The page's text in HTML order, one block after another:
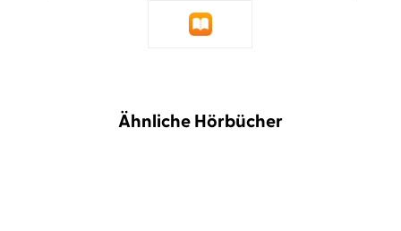
Ähnliche Hörbücher